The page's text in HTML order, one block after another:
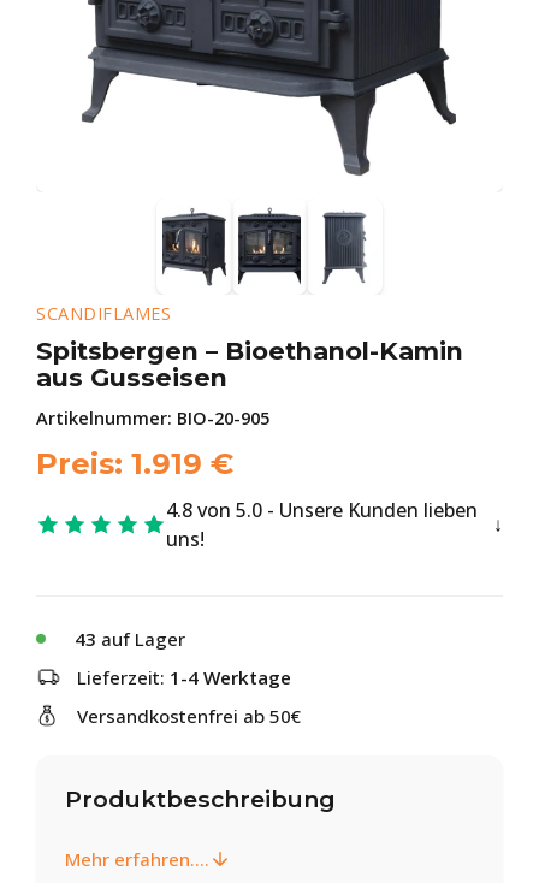
SCANDIFLAMES
Spitsbergen – Bioethanol-Kamin
aus Gusseisen
Artikelnummer: BIO-20-905
Preis: 1.919 €
4.8 von 5.0 - Unsere Kunden lieben
uns!
43 auf Lager
Lieferzeit: 1-4 Werktage
Versandkostenfrei ab 50€
Produktbeschreibung
Mehr erfahren....